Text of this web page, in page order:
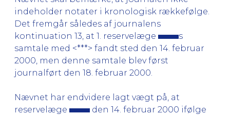
indeholder notater i kronologisk rækkefølge.
Det fremgår således af journalens
kontinuation 13, at 1. reservelæge
s
samtale med <***> fandt sted den 14. februar
2000, men denne samtale blev først
journalført den 18. februar 2000.
Nævnet har endvidere lagt vægt på, at
reservelæge
den 14. februar 2000 ifølge